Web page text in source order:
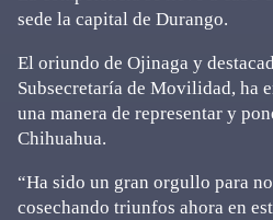
sede la capital de Durango.
El oriundo de Ojinaga y
Subsecretaría de Movilidad, ha
una manera de representar y
Chihuahua.
“Ha sido un gran orgullo para
cosechando triunfos ahora en